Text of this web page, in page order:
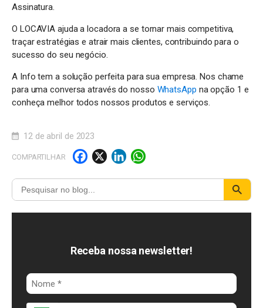
Assinatura.
O LOCAVIA ajuda a locadora a se tornar mais competitiva,
traçar estratégias e atrair mais clientes, contribuindo para o
sucesso do seu negócio.
A Info tem a solução perfeita para sua empresa. Nos chame
para uma conversa através do nosso WhatsApp na opção 1 e
conheça melhor todos nossos produtos e serviços.
12 de abril de 2023
COMPARTILHAR
F
a
c
e
o
o
k
X Li
n
k
e
I
n
W
h
a
t
A
p
p
Receba nossa newsletter!